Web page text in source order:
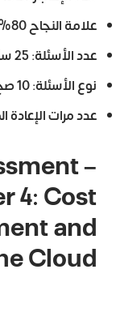
علامة النجاح 80%.
عدد الأسئلة: 25 سؤال.
نوع الأسئلة: 10 صح وخطأ و15 ضع دائرة.
عدد مرات
–
4: Cost
and
Cloud